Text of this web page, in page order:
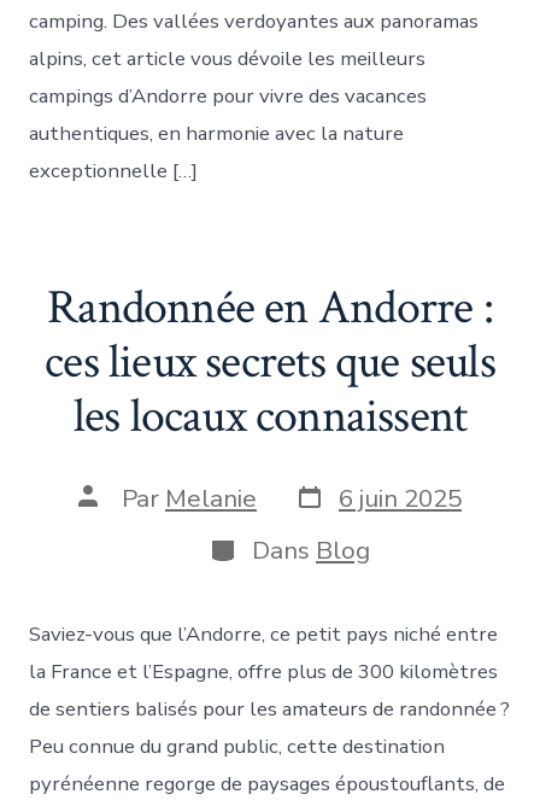
camping. Des vallées verdoyantes aux panoramas
alpins, cet article vous dévoile les meilleurs
campings d’Andorre pour vivre des vacances
authentiques, en harmonie avec la nature
exceptionnelle […]
Randonnée en Andorre :
ces lieux secrets que seuls
les locaux connaissent
Auteur
Par Melanie Date
de
publication
6 juin 2025
Catégories
Dans Blog
Saviez-vous que l’Andorre, ce petit pays niché entre
la France et l’Espagne, offre plus de 300 kilomètres
de sentiers balisés pour les amateurs de randonnée ?
Peu connue du grand public, cette destination
pyrénéenne regorge de paysages époustouflants, de